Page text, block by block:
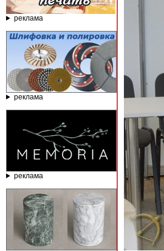
реклама
реклама
реклама